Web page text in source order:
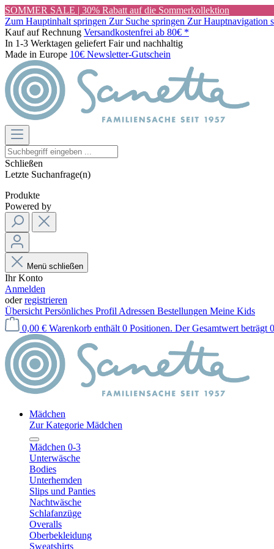
SOMMER SALE | 30% Rabatt auf die Sommerkollektion
Zum Hauptinhalt springen Zur Suche springen Zur Hauptnavigation
Kauf auf Rechnung Versandkostenfrei ab 80€ *
In 1-3 Werktagen geliefert Fair und nachhaltig
Made in Europe 10€ Newsletter-Gutschein
Schließen
Letzte Suchanfrage(n)
Produkte
Powered by
Menü schließen
Ihr Konto
Anmelden
oderregistrieren
Übersicht Persönliches Profil Adressen Bestellungen Meine Kids
0,00 € Warenkorb enthält 0 Positionen. Der Gesamtwert beträgt
Mädchen
Zur Kategorie Mädchen
Mädchen 0-3
Unterwäsche
Bodies
Unterhemden
Slips und Panties
Nachtwäsche
Schlafanzüge
Overalls
Oberbekleidung
Sweatshirts